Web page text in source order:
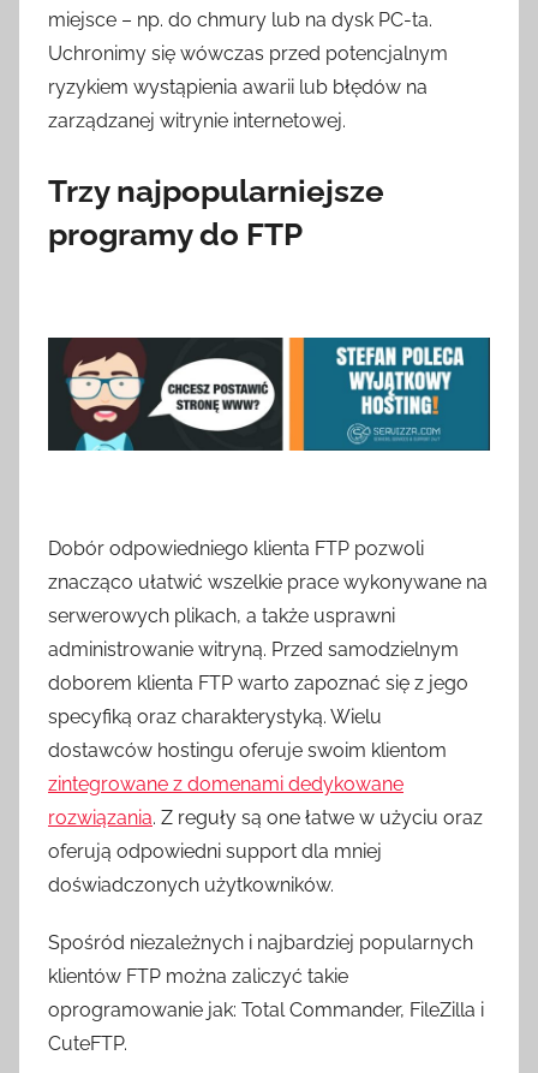
miejsce – np. do chmury lub na dysk PC-ta.
Uchronimy się wówczas przed potencjalnym
ryzykiem wystąpienia awarii lub błędów na
zarządzanej witrynie internetowej.
Trzy najpopularniejsze
programy do FTP
Dobór odpowiedniego klienta FTP pozwoli
znacząco ułatwić wszelkie prace wykonywane na
serwerowych plikach, a także usprawni
administrowanie witryną. Przed samodzielnym
doborem klienta FTP warto zapoznać się z jego
specyfiką oraz charakterystyką. Wielu
dostawców hostingu oferuje swoim klientom
zintegrowane z domenami dedykowane
rozwiązania. Z reguły są one łatwe w użyciu oraz
oferują odpowiedni support dla mniej
doświadczonych użytkowników.
Spośród niezależnych i najbardziej popularnych
klientów FTP można zaliczyć takie
oprogramowanie jak: Total Commander, FileZilla i
CuteFTP.